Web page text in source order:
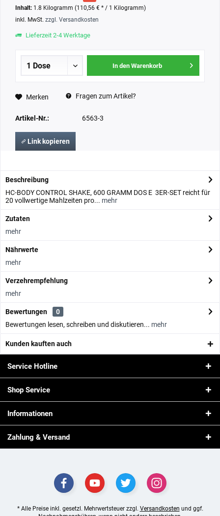
Inhalt: 1.8 Kilogramm (110,56 € * / 1 Kilogramm)
inkl. MwSt. zzgl. Versandkosten
Lieferzeit 2-4 Werktage
In den Warenkorb
Merken Fragen zum Artikel?
Artikel-Nr.: 6563-3
Link kopieren
Beschreibung
HC-BODY CONTROL SHAKE, 600 GRAMM DOS E 3ER-SET reicht für
20 vollwertige Mahlzeiten pro... mehr
Zutaten
mehr
Nährwerte
mehr
Verzehrempfehlung
mehr
Bewertungen
0
Bewertungen lesen, schreiben und diskutieren... mehr
Kunden kauften auch
Service Hotline
Shop Service
Informationen
Zahlung & Versand
* Alle Preise inkl. gesetzl. Mehrwertsteuer zzgl. Versandkosten und ggf.